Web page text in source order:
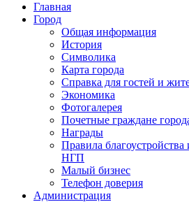
Главная
Город
Общая информация
История
Символика
Карта города
Справка для гостей и
Экономика
Фотогалерея
Почетные граждане
Награды
Правила
НГП
Малый бизнес
Телефон доверия
Администрация